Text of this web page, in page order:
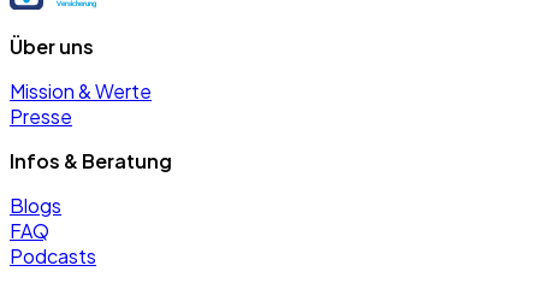
Über uns
Mission & Werte
Presse
Infos & Beratung
Blogs
FAQ
Podcasts